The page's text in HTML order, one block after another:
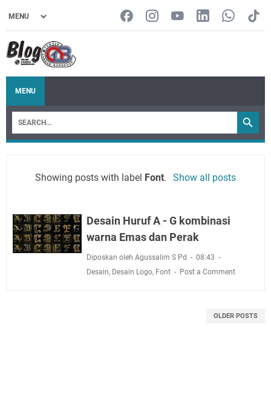
MENU
Showing posts with label Font. Show all posts
Desain Huruf A - G kombinasi
warna Emas dan Perak
Diposkan oleh Agussalim S Pd
08:43
Desain, Desain Logo, Font Post a Comment
OLDER POSTS